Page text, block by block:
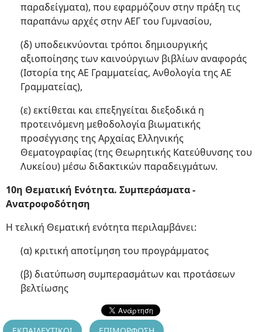
παραδείγματα), που εφαρμόζουν στην πράξη τις
παραπάνω αρχές στην ΑΕΓ του Γυμνασίου,
(δ) υποδεικνύονται τρόποι δημιουργικής
αξιοποίησης των καινούργιων βιβλίων αναφοράς
(Ιστορία της ΑΕ Γραμματείας, Ανθολογία της ΑΕ
Γραμματείας),
(ε) εκτίθεται και επεξηγείται διεξοδικά η
προτεινόμενη μεθοδολογία βιωματικής
προσέγγισης της Αρχαίας Ελληνικής
Θεματογραφίας (της Θεωρητικής Κατεύθυνσης του
Λυκείου) μέσω διδακτικών παραδειγμάτων.
10η Θεματική Ενότητα. Συμπεράσματα -
Ανατροφοδότηση
Η τελική Θεματική ενότητα περιλαμβάνει:
(α) κριτική αποτίμηση του προγράμματος
(β) διατύπωση συμπερασμάτων και προτάσεων
βελτίωσης